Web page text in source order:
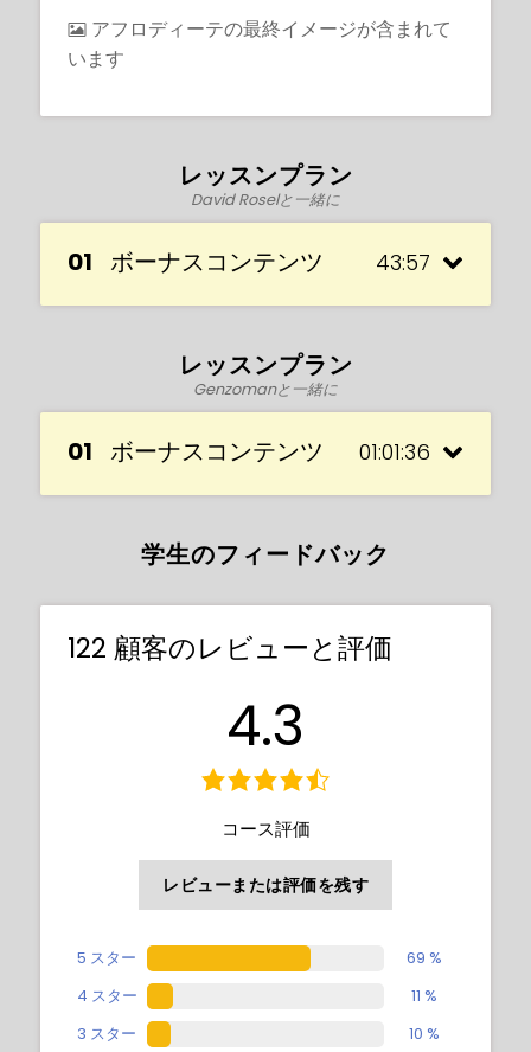
アフロディーテの最終イメージが含まれて
います
レッスンプラン
David Roselと一緒に
01 ボーナスコンテンツ 43:57
Final Aphrodite image included
In this lesson, you’ll get to see how David
Rosel takes the same Aphrodite brief and
interprets it in a totally different way to
Warren, creating a really cool design in his
own unique style.
レッスンプラン
Genzomanと一緒に
01 ボーナスコンテンツ 01:01:36
In this final fun lesson, the awesome
Genzoman will follow the same Aphrodite
brief and create his own unique image.
学生のフィードバック
122 顧客のレビューと評価
4.3
コース評価
レビューまたは評価を残す
5 スター
69 %
4 スター
11 %
3 スター
10 %